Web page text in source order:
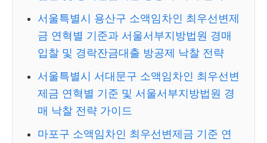
서울특별시 용산구 소액임차인 최우선변제
금 연혁별 기준과 서울서부지방법원 경매
입찰 및 경락잔금대출 방공제 낙찰 전략
서울특별시 서대문구 소액임차인 최우선변
제금 연혁별 기준 및 서울서부지방법원 경
매 낙찰 전략 가이드
마포구 소액임차인 최우선변제금 기준 연